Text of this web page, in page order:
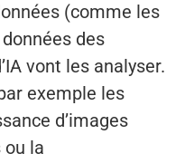
(comme les
des
vont les analyser.
exemple les
d’images
ou la